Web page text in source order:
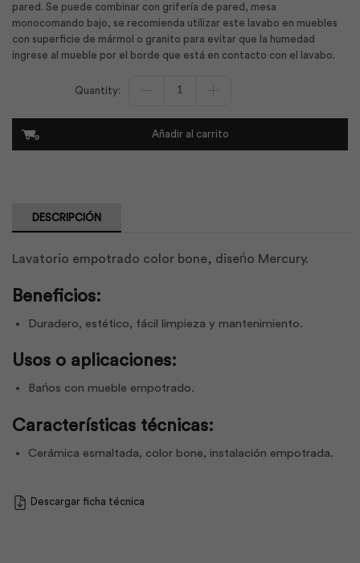
pared. Se puede combinar con grifería de pared, mesa
monocomando bajo, se recomienda utilizar este lavabo en muebles
con superficie de mármol o granito para evitar que la humedad
ingrese al mueble por el borde que está en contacto con el lavabo.
F.V
Añadir al carrito
DESCRIPCIÓN
Lavatorio empotrado color bone, diseńo Mercury.
Beneficios:
Duradero, estético, fácil limpieza y mantenimiento.
Usos o aplicaciones:
Bańos con mueble empotrado.
Características técnicas:
Cerámica esmaltada, color bone, instalación empotrada.
Descargar ficha técnica